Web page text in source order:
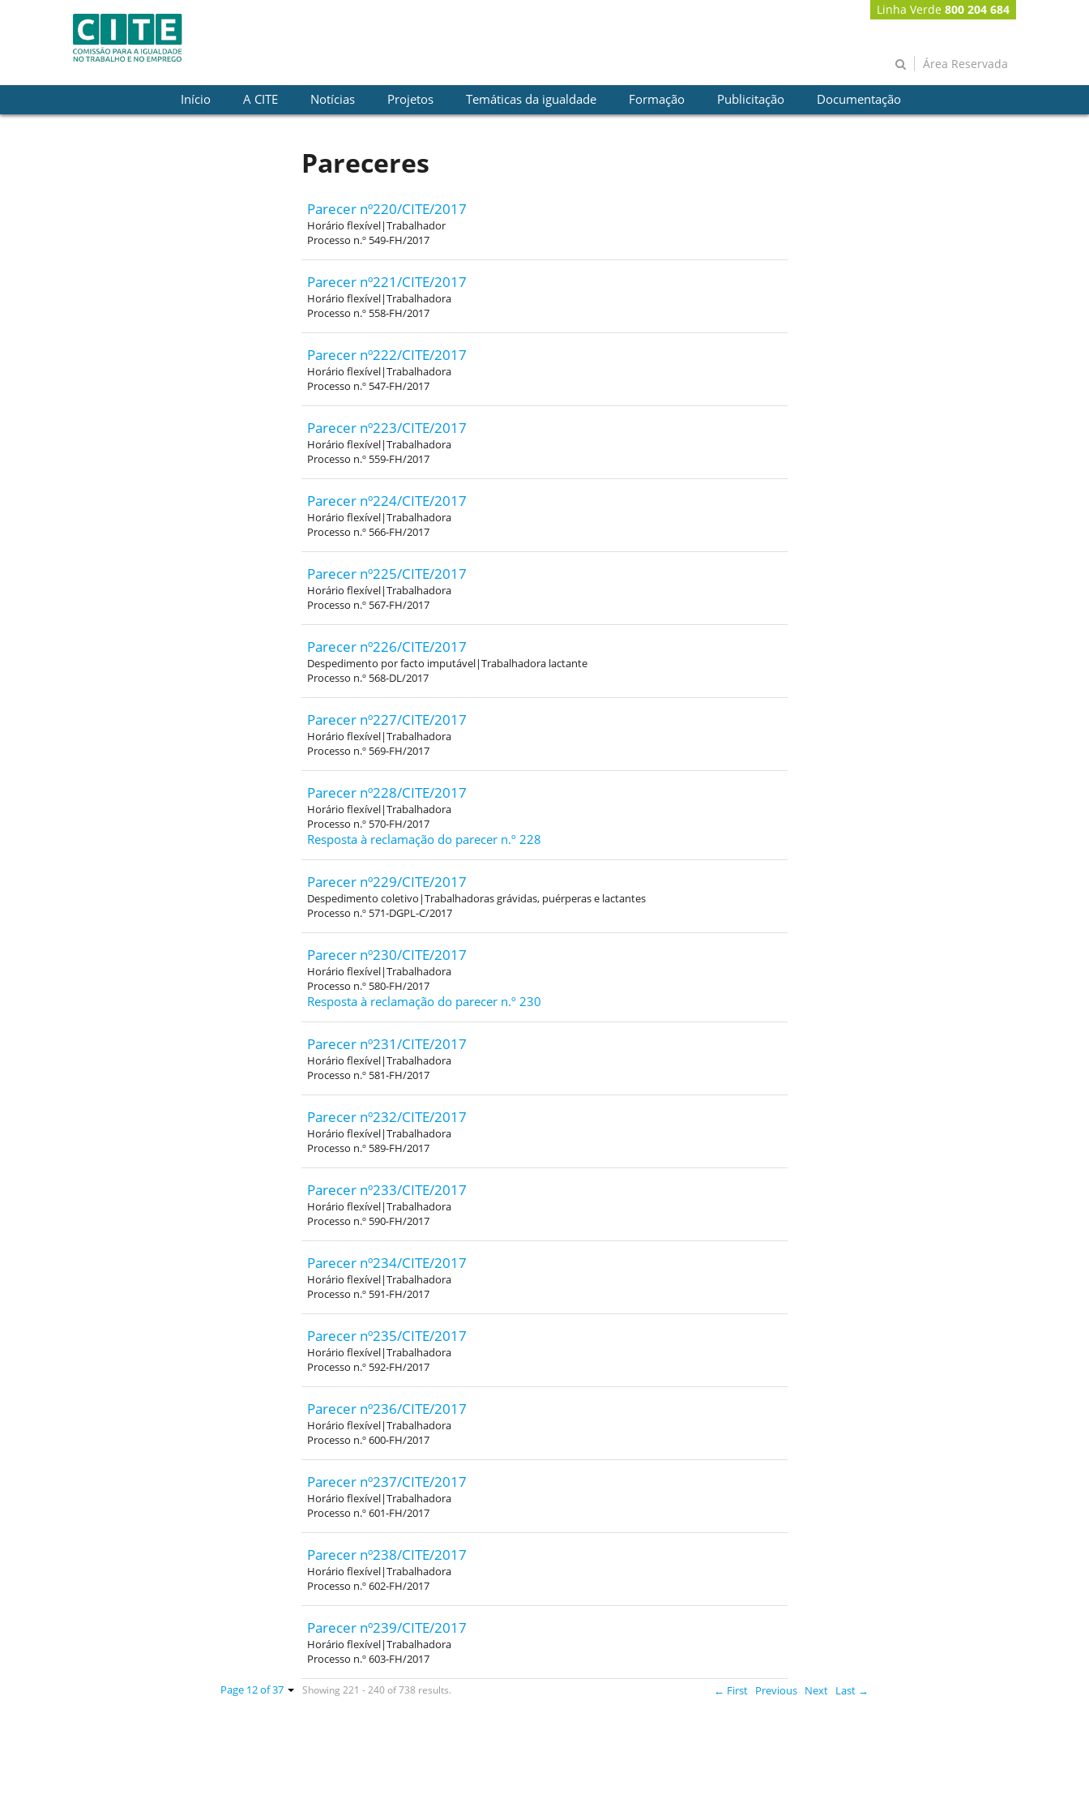
Linha Verde 800 204 684
Área Reservada
Início A CITE Notícias Projetos Temáticas da igualdade Formação Publicitação Documentação
Pareceres
Parecer nº220/CITE/2017
Horário flexível|Trabalhador
Processo n.º 549-FH/2017
Parecer nº221/CITE/2017
Horário flexível|Trabalhadora
Processo n.º 558-FH/2017
Parecer nº222/CITE/2017
Horário flexível|Trabalhadora
Processo n.º 547-FH/2017
Parecer nº223/CITE/2017
Horário flexível|Trabalhadora
Processo n.º 559-FH/2017
Parecer nº224/CITE/2017
Horário flexível|Trabalhadora
Processo n.º 566-FH/2017
Parecer nº225/CITE/2017
Horário flexível|Trabalhadora
Processo n.º 567-FH/2017
Parecer nº226/CITE/2017
Despedimento por facto imputável|Trabalhadora lactante
Processo n.º 568-DL/2017
Parecer nº227/CITE/2017
Horário flexível|Trabalhadora
Processo n.º 569-FH/2017
Parecer nº228/CITE/2017
Horário flexível|Trabalhadora
Processo n.º 570-FH/2017
Resposta à reclamação do parecer n.º 228
Parecer nº229/CITE/2017
Despedimento coletivo|Trabalhadoras grávidas, puérperas e lactantes
Processo n.º 571-DGPL-C/2017
Parecer nº230/CITE/2017
Horário flexível|Trabalhadora
Processo n.º 580-FH/2017
Resposta à reclamação do parecer n.º 230
Parecer nº231/CITE/2017
Horário flexível|Trabalhadora
Processo n.º 581-FH/2017
Parecer nº232/CITE/2017
Horário flexível|Trabalhadora
Processo n.º 589-FH/2017
Parecer nº233/CITE/2017
Horário flexível|Trabalhadora
Processo n.º 590-FH/2017
Parecer nº234/CITE/2017
Horário flexível|Trabalhadora
Processo n.º 591-FH/2017
Parecer nº235/CITE/2017
Horário flexível|Trabalhadora
Processo n.º 592-FH/2017
Parecer nº236/CITE/2017
Horário flexível|Trabalhadora
Processo n.º 600-FH/2017
Parecer nº237/CITE/2017
Horário flexível|Trabalhadora
Processo n.º 601-FH/2017
Parecer nº238/CITE/2017
Horário flexível|Trabalhadora
Processo n.º 602-FH/2017
Parecer nº239/CITE/2017
Horário flexível|Trabalhadora
Processo n.º 603-FH/2017
Page 12 of 37 Showing 221 - 240 of 738 results. ← First Previous Next Last →